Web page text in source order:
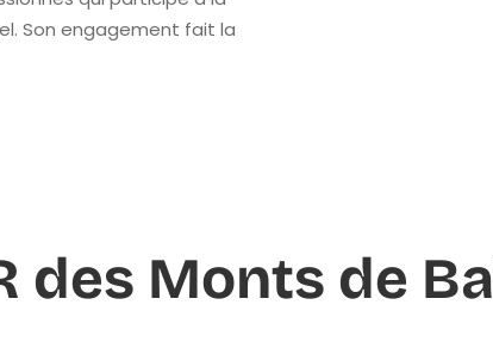
Son engagement fait la
des Monts de